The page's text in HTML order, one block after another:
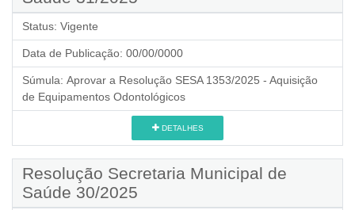
Status: Vigente
Data de Publicação: 00/00/0000
Súmula: Aprovar a Resolução SESA 1353/2025 - Aquisição
de Equipamentos Odontológicos
DETALHES
Resolução Secretaria Municipal de
Saúde 30/2025